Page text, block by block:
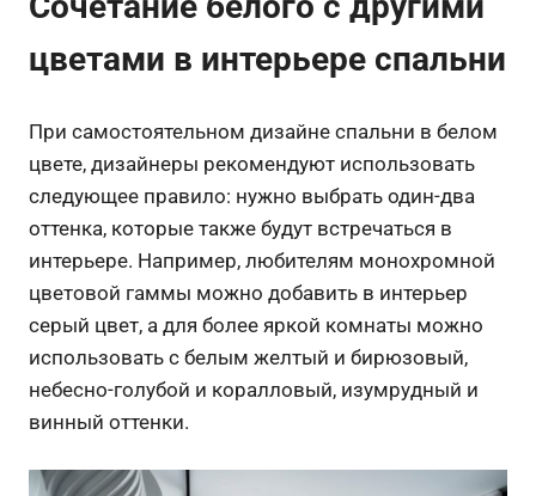
цветами в интерьере спальни
При самостоятельном дизайне спальни в белом
цвете, дизайнеры рекомендуют использовать
следующее правило: нужно выбрать один-два
оттенка, которые также будут встречаться в
интерьере. Например, любителям монохромной
цветовой гаммы можно добавить в интерьер
серый цвет, а для более яркой комнаты можно
использовать с белым желтый и бирюзовый,
небесно-голубой и коралловый, изумрудный и
винный оттенки.